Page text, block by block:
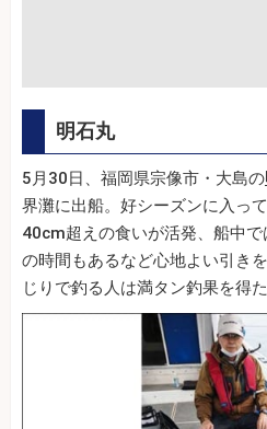
明石丸
5月30日、福岡県宗像市・大島の
界灘に出船。好シーズンに入っ
40cm超えの食いが活発、船中
の時間もあるなど心地よい引き
じりで釣る人は満タン釣果を得た